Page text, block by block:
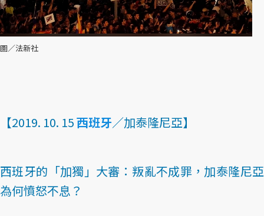
圖／法新社
【2019. 10. 15西班牙／加泰隆尼亞】
西班牙的「加獨」大審：叛亂不成罪，加泰隆尼亞
為何憤怒不息？